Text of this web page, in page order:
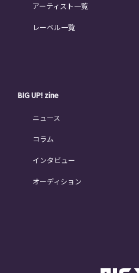
アーティスト一覧
レーベル一覧
BIG UP! zine
ニュース
コラム
インタビュー
オーディション